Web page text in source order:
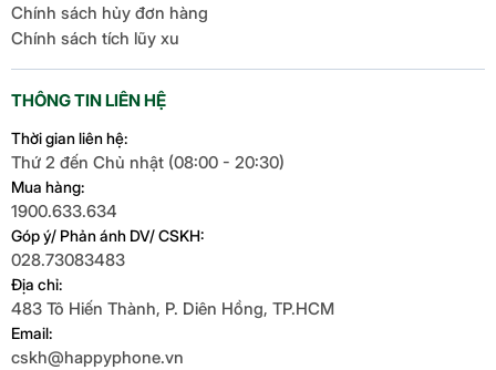
Nhìn chung, khi so sánh tổng thể, cả hai con chip
Dimensity 9300+ và Dimensity 9200+ đều mạnh về
hiệu năng và khả năng đồ họa. Tuy nhiên, với kiến
trúc CPU mới và tần số xung nhịp cao hơn, con chip
trên 14T Pro có hiệu năng cao hơn khi xử lý các tác
vụ nặng đòi hỏi nhiều tài nguyên hơn.
Nhưng, con chip 13T Pro vẫn còn được xem là một
con chip mạnh mẽ và đáp ứng đầy đủ các nhu cầu
như chơi game, chỉnh sửa hình ảnh video một cách
mượt mà.
Chính sách hủy đơn hàng
Chính sách tích lũy xu
THÔNG TIN LIÊN HỆ
Thời gian liên hệ:
Thứ 2 đến Chủ nhật (08:00 - 20:30)
Mua hàng:
1900.633.634
Góp ý/ Phản ánh DV/ CSKH:
028.73083483
Địa chỉ:
483 Tô Hiến Thành, P. Diên Hồng, TP.HCM
Email:
cskh@happyphone.vn